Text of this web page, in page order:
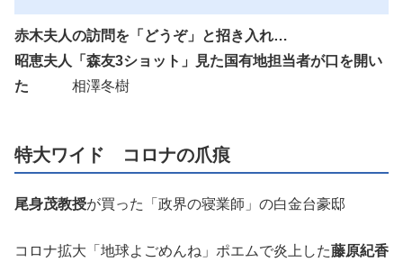
赤木夫人の訪問を「どうぞ」と招き入れ…
昭恵夫人「森友3ショット」見た国有地担当者が口を開い
た 相澤冬樹
特大ワイド コロナの爪痕
尾身茂教授が買った「政界の寝業師」の白金台豪邸
コロナ拡大「地球よごめんね」ポエムで炎上した藤原紀香